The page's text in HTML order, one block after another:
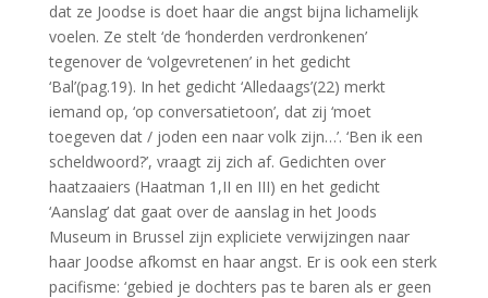
dat ze Joodse is doet haar die angst bijna lichamelijk
voelen. Ze stelt ‘de ‘honderden verdronkenen’
tegenover de ‘volgevretenen’ in het gedicht
‘Bal’(pag.19). In het gedicht ‘Alledaags’(22) merkt
iemand op, ‘op conversatietoon’, dat zij ‘moet
toegeven dat / joden een naar volk zijn…’. ‘Ben ik een
scheldwoord?’, vraagt zij zich af. Gedichten over
haatzaaiers (Haatman 1,II en III) en het gedicht
‘Aanslag’ dat gaat over de aanslag in het Joods
Museum in Brussel zijn expliciete verwijzingen naar
haar Joodse afkomst en haar angst. Er is ook een sterk
pacifisme: ‘gebied je dochters pas te baren als er geen